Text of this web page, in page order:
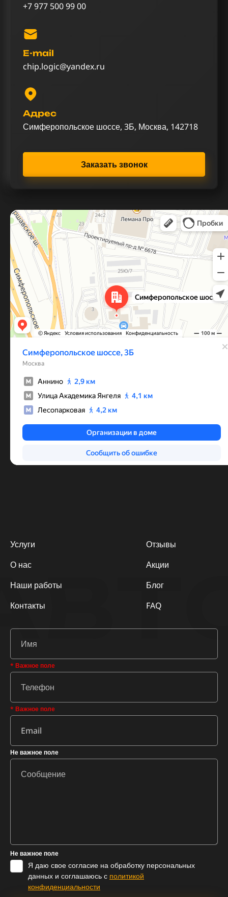
+7 977 500 99 00
E-mail
chip.logic@yandex.ru
Адрес
Симферопольское шоссе, 3Б, Москва, 142718
Заказать звонок
Услуги
О нас
Наши работы
Контакты
Отзывы
Акции
Блог
FAQ
* Важное поле
* Важное поле
Не важное поле
Не важное поле
Я даю свое согласие на обработку персональных
данных и соглашаюсь с политикой
конфиденциальности